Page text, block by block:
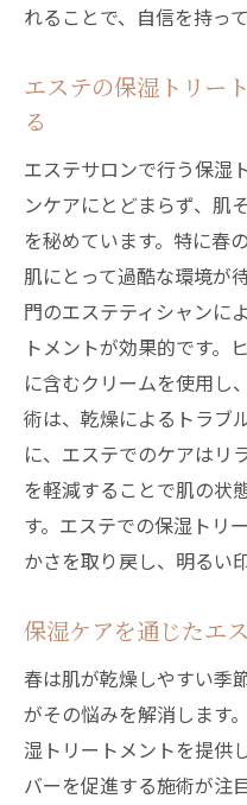
れることで、自信を持っ
エステの保湿トリー
る
エステサロンで行う保湿
ンケアにとどまらず、肌
を秘めています。特に春
肌にとって過酷な環境が
門のエステティシャンに
トメントが効果的です。
に含むクリームを使用し
術は、乾燥によるトラブ
に、エステでのケアはリ
を軽減することで肌の状
す。エステでの保湿トリ
かさを取り戻し、明るい
保湿ケアを通じたエ
春は肌が乾燥しやすい季
がその悩みを解消します
湿トリートメントを提供
バーを促進する施術が注